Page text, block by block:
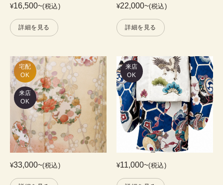
¥16,500~(税込)
詳細を見る
¥22,000~(税込)
詳細を見る
宅配
OK
来店
OK
¥33,000~(税込)
来店
OK
¥11,000~(税込)